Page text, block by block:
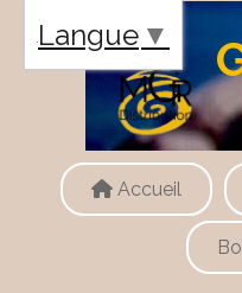
Accueil
Langue ▼
Panneau de gestion des cookies